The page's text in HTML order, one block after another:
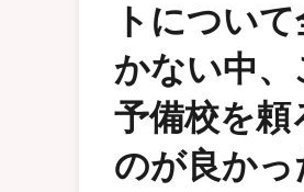
トについ
かない中
予備校を頼
のが良か